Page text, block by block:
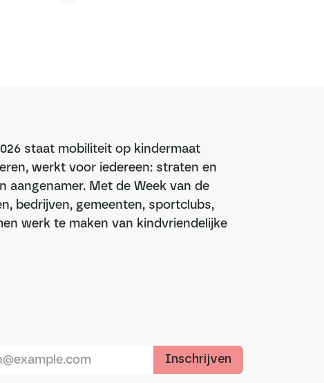
staat mobiliteit op kindermaat
werkt voor iedereen: straten en
aangenamer. Met de Week van de
bedrijven, gemeenten, sportclubs,
werk te maken van kindvriendelijke
Inschrijven